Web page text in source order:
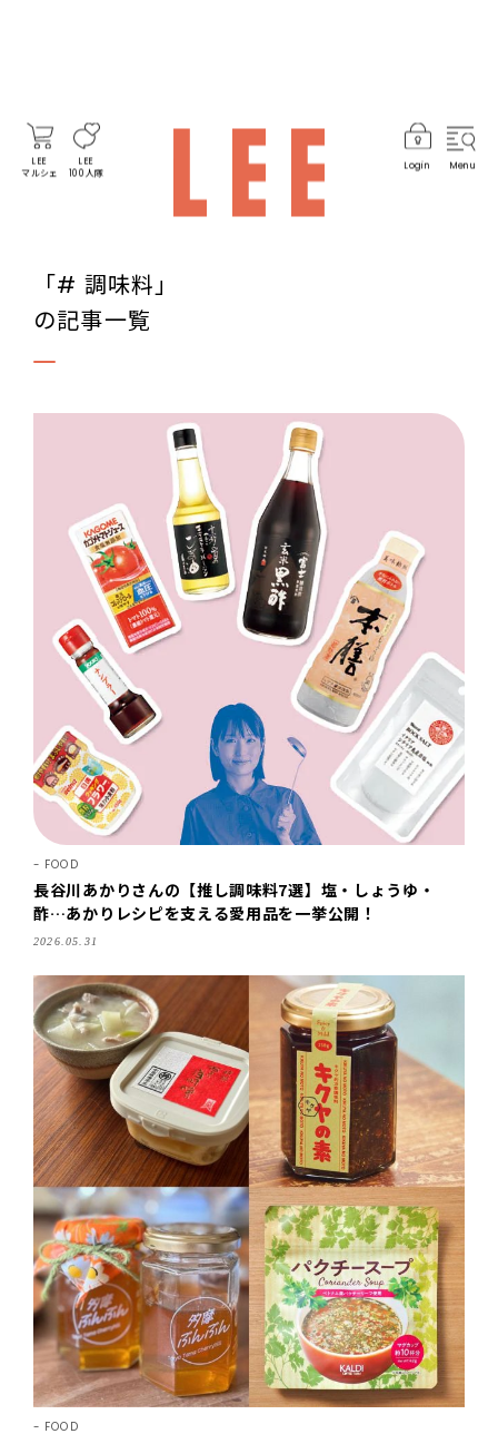
LEE
マルシェ
LEE
100人隊
Login Menu
「# 調味料」
の記事一覧
FOOD
長谷川あかりさんの【推し調味料7選】塩・しょうゆ・
酢…あかりレシピを支える愛用品を一挙公開！
2026.05.31
FOOD